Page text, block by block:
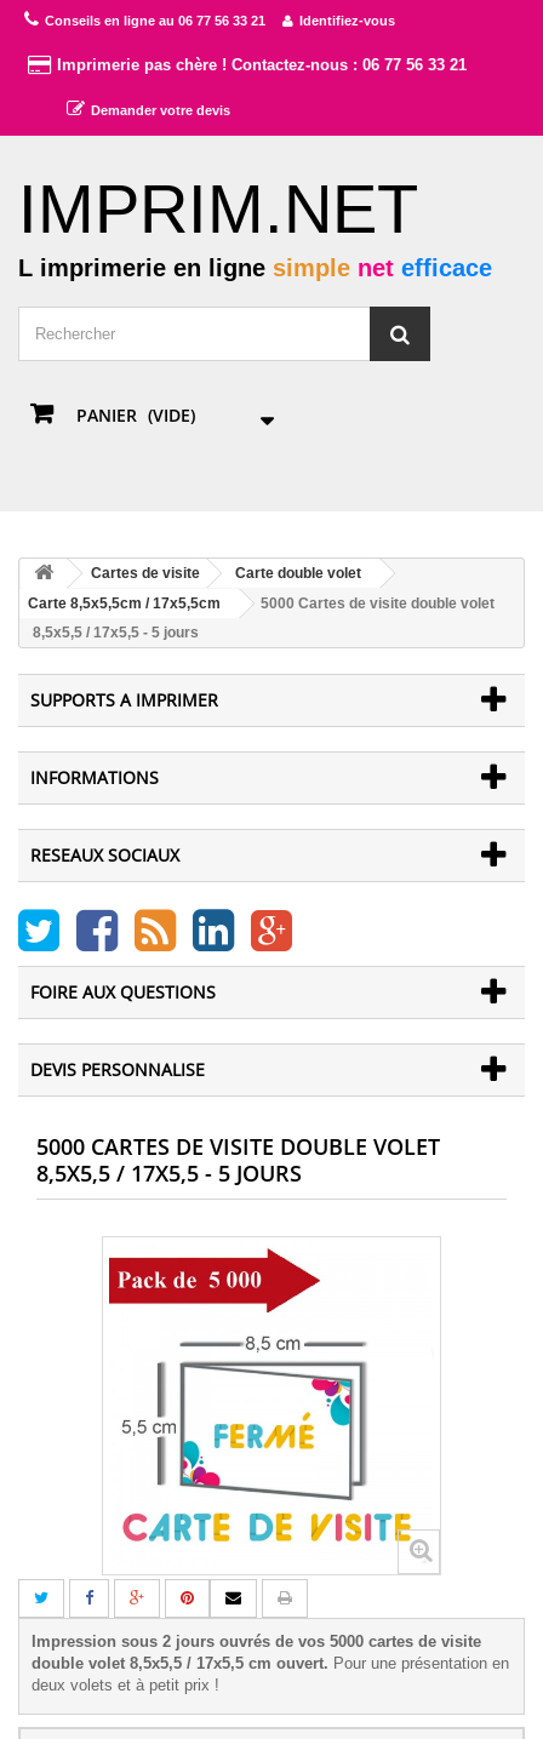
Conseils en ligne au 06 77 56 33 21 Identifiez-vous
Imprimerie pas chère ! Contactez-nous : 06 77 56 33 21
Demander votre devis
IMPRIM.NET
L imprimerie en ligne simple net efficace
PANIER (VIDE)
Cartes de visite
Carte double volet
Carte 8,5x5,5cm / 17x5,5cm
5000 Cartes de visite double volet
8,5x5,5 / 17x5,5 - 5 jours
SUPPORTS A IMPRIMER
INFORMATIONS
RESEAUX SOCIAUX
FOIRE AUX QUESTIONS
DEVIS PERSONNALISE
5000 CARTES DE VISITE DOUBLE VOLET
8,5X5,5 / 17X5,5 - 5 JOURS
Impression sous 2 jours ouvrés de vos 5000 cartes de visite
double volet 8,5x5,5 / 17x5,5 cm ouvert. Pour une présentation en
deux volets et à petit prix !